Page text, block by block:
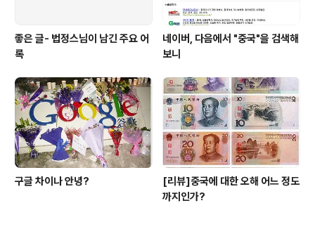
좋은 글- 법정스님이 남긴 주요 어
록
네이버, 다음에서 "중국"을 검색해
보니
구글 차이나 안녕?
[리뷰]중국에 대한 오해 어느 정도
까지인가?